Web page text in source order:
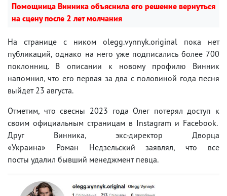
Помощница Винника объяснила его решение вернуться
на сцену после 2 лет молчания
На странице с ником olegg.vynnyk.original пока нет
публикаций, однако на него уже подписались более 700
поклонниц. В описании к новому профилю Винник
напомнил, что его первая за два с половиной года песня
выйдет 23 августа.
Отметим, что свесны 2023 года Олег потерял доступ к
своим официальным страницам в Instagram и Facebook.
Друг Винника, экс-директор Дворца
«Украина» Роман Недзельский заявлял, что все
посты удалил бывший менеджмент певца.